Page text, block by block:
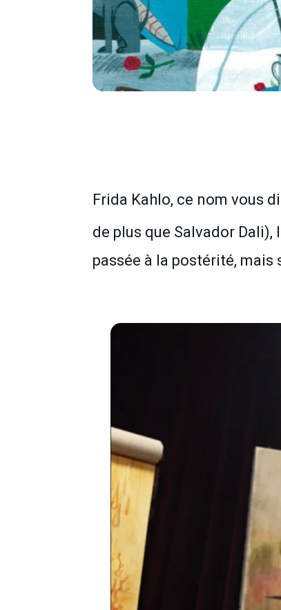
Frida Kahlo, ce nom vous
de plus que Salvador Dali),
passée à la postérité, mais